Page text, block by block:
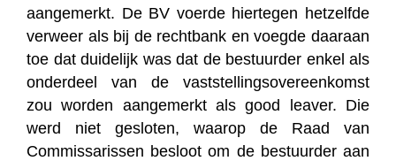
aangemerkt. De BV voerde hiertegen hetzelfde
verweer als bij de rechtbank en voegde daaraan
toe dat duidelijk was dat de bestuurder enkel als
onderdeel van de vaststellingsovereenkomst
zou worden aangemerkt als good leaver. Die
werd niet gesloten, waarop de Raad van
Commissarissen besloot om de bestuurder aan